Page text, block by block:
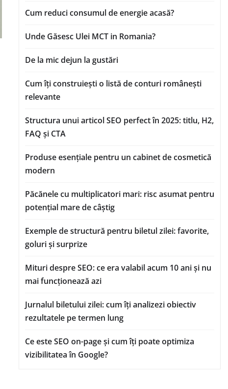
Cum reduci consumul de energie acasă?
Unde Găsesc Ulei MCT in Romania?
De la mic dejun la gustări
Cum îți construiești o listă de conturi românești
relevante
Structura unui articol SEO perfect în 2025: titlu, H2,
FAQ și CTA
Produse esențiale pentru un cabinet de cosmetică
modern
Păcănele cu multiplicatori mari: risc asumat pentru
potențial mare de câștig
Exemple de structură pentru biletul zilei: favorite,
goluri și surprize
Mituri despre SEO: ce era valabil acum 10 ani și nu
mai funcționează azi
Jurnalul biletului zilei: cum îți analizezi obiectiv
rezultatele pe termen lung
Ce este SEO on-page și cum îți poate optimiza
vizibilitatea în Google?